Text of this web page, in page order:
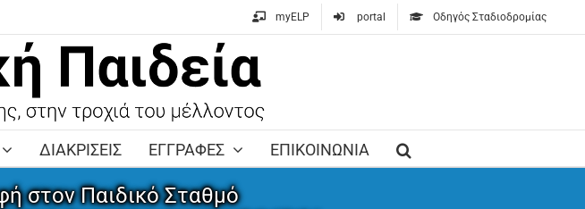
myELP portal Οδηγός Σταδιοδρομίας
ΔΙΑΚΡΙΣΕΙΣ ΕΓΓΡΑΦΕΣ ΕΠΙΚΟΙΝΩΝΙΑ
στον Παιδικό Σταθμό